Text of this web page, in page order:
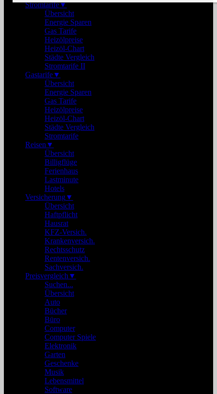
Stromtarife▼
Übersicht
Energie Sparen
Gas Tarife
Heizölpreise
Heizöl-Chart
Städte Vergleich
Stromtarife II
Gastarife▼
Übersicht
Energie Sparen
Gas Tarife
Heizölpreise
Heizöl-Chart
Städte Vergleich
Stromtarife
Reisen ▼
Übersicht
Billigflüge
Ferienhaus
Lastminute
Hotels
Versicherung▼
Übersicht
Haftpflicht
Hausrat
KFZ-Versich.
Krankenversich.
Rechtsschutz
Rentenversich.
Sachversich.
Preisvergleich ▼
Suchen...
Übersicht
Auto
Bücher
Büro
Computer
Computer Spiele
Elektronik
Garten
Geschenke
Musik
Lebensmittel
Software